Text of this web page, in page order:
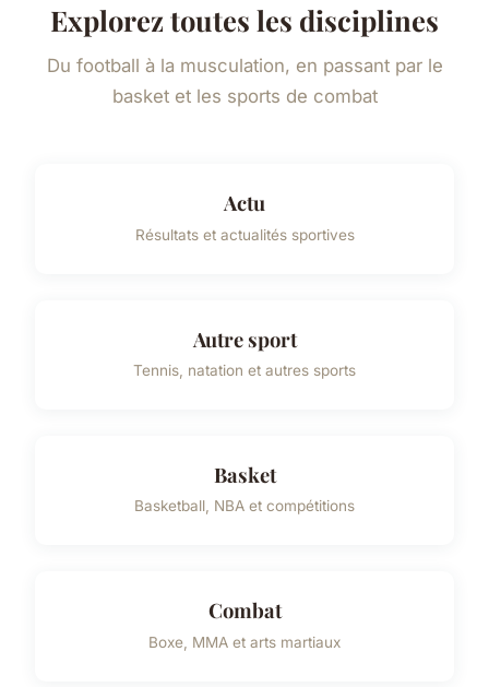
Explorez toutes les disciplines
Du football à la musculation, en passant par le
basket et les sports de combat
Actu
Résultats et actualités sportives
Autre sport
Tennis, natation et autres sports
Basket
Basketball, NBA et compétitions
Combat
Boxe, MMA et arts martiaux